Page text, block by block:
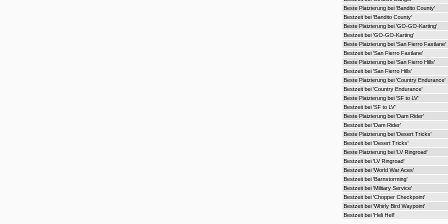
Beste Platzierung bei 'Bandito County'
Bestzeit bei 'Bandito County'
Beste Platzierung bei 'GO-GO-Karting'
Bestzeit bei 'GO-GO-Karting'
Beste Platzierung bei 'San Fierro Fastlane'
Bestzeit bei 'San Fierro Fastlane'
Beste Platzierung bei 'San Fierro Hills'
Bestzeit bei 'San Fierro Hills'
Beste Platzierung bei 'Country Endurance'
Bestzeit bei 'Country Endurance'
Beste Platzierung bei 'SF to LV'
Bestzeit bei 'SF to LV'
Beste Platzierung bei 'Dam Rider'
Bestzeit bei 'Dam Rider'
Beste Platzierung bei 'Desert Tricks'
Bestzeit bei 'Desert Tricks'
Beste Platzierung bei 'LV Ringroad'
Bestzeit bei 'LV Ringroad'
Bestzeit bei 'World War Aces'
Bestzeit bei 'Barnstorming'
Bestzeit bei 'Military Service'
Bestzeit bei 'Chopper Checkpoint'
Bestzeit bei 'Whirly Bird Waypoint'
Bestzeit bei 'Heli Hell'